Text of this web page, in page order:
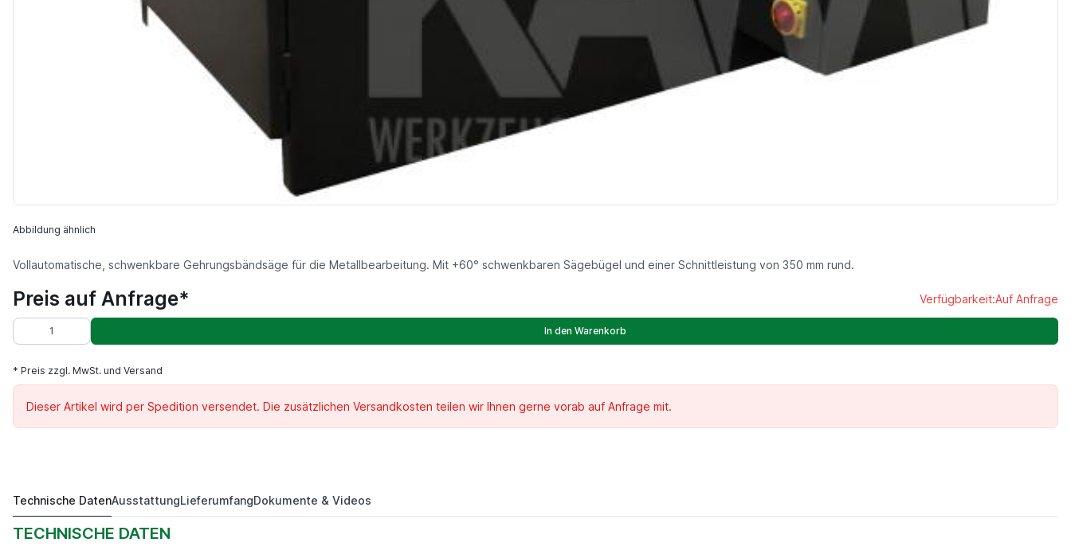
Abbildung ähnlich
Vollautomatische, schwenkbare Gehrungsbändsäge für die Metallbearbeitung. Mit +60° schwenkbaren Sägebügel und einer Schnittleistung von 350 mm rund.
Preis auf Anfrage* Verfügbarkeit:Auf Anfrage
In den Warenkorb
* Preis zzgl. MwSt. und Versand
Dieser Artikel wird per Spedition versendet. Die zusätzlichen Versandkosten teilen wir Ihnen gerne vorab auf Anfrage mit.
SKM 5135GZ
Preis auf Anfrage*
Technische DatenAusstattungLieferumfangDokumente & Videos
TECHNISCHE DATEN